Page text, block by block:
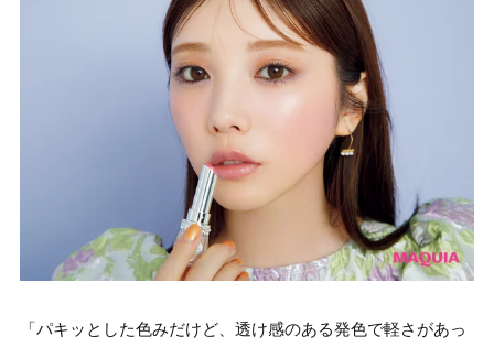
「パキッとした色みだけど、透け感のある発色で軽さがあっ